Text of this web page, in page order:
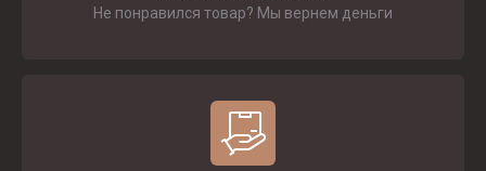
Не понравился товар? Мы вернем деньги